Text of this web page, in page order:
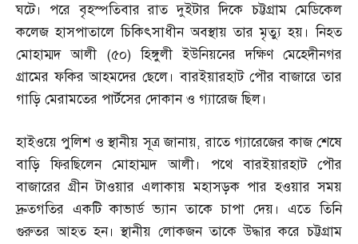
ঘটে। পরে বৃহস্পতিবার রাত দুইটার দিকে চট্টগ্রাম মেডিকেল
কলেজ হাসপাতালে চিকিৎসাধীন অবস্থায় তার মৃত্যু হয়। নিহত
মোহাম্মদ আলী (৫০)হিঙ্গুলী ইউনিয়নের দক্ষিণ মেহেদীনগর
গ্রামের ফকির আহমদের ছেলে। বারইয়ারহাট পৌর বাজারে তার
গাড়ি মেরামতের পার্টসের দোকান ও গ্যারেজ ছিল।
হাইওয়ে পুলিশ ও স্থানীয় সূত্র জানায়,রাতে গ্যারেজের কাজ শেষে
বাড়ি ফিরছিলেন মোহাম্মদ আলী। পথে বারইয়ারহাট পৌর
বাজারের গ্রীন টাওয়ার এলাকায় মহাসড়ক পার হওয়ার সময়
দ্রুতগতির একটি কাভার্ড ভ্যান তাকে চাপা দেয়। এতে তিনি
গুরুতর আহত হন। স্থানীয় লোকজন তাকে উদ্ধার করে চট্টগ্রাম